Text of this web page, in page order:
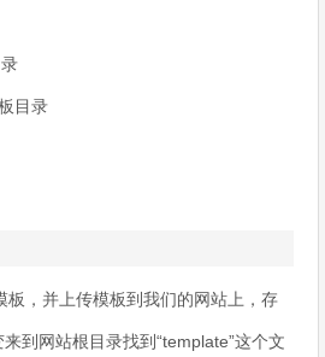
目录
板，并上传模板到我们的网站上，存
到网站根目录找到“template”这个文